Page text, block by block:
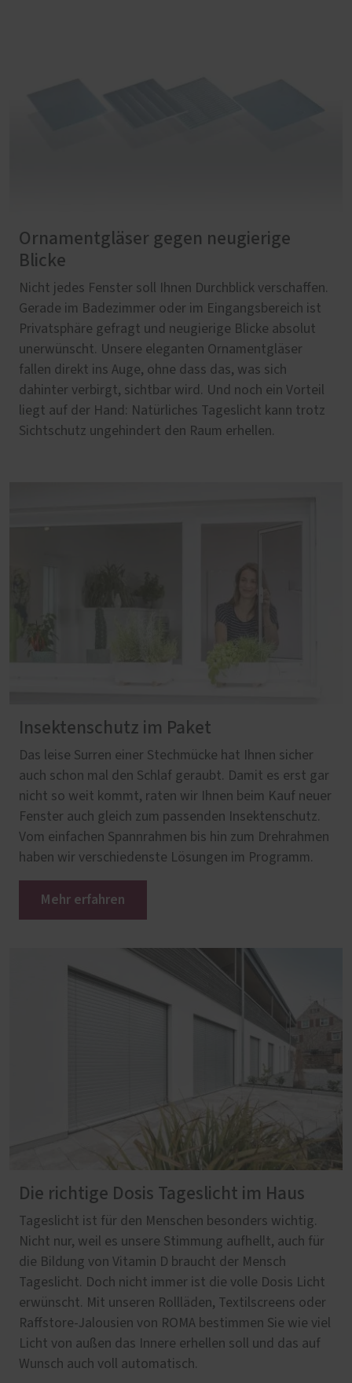
Ornamentgläser gegen neugierige
Blicke
Nicht jedes Fenster soll Ihnen Durchblick verschaffen.
Gerade im Badezimmer oder im Eingangsbereich ist
Privatsphäre gefragt und neugierige Blicke absolut
unerwünscht. Unsere eleganten Ornamentgläser
fallen direkt ins Auge, ohne dass das, was sich
dahinter verbirgt, sichtbar wird. Und noch ein Vorteil
liegt auf der Hand: Natürliches Tageslicht kann trotz
Sichtschutz ungehindert den Raum erhellen.
Insektenschutz im Paket
Das leise Surren einer Stechmücke hat Ihnen sicher
auch schon mal den Schlaf geraubt. Damit es erst gar
nicht so weit kommt, raten wir Ihnen beim Kauf neuer
Fenster auch gleich zum passenden Insektenschutz.
Vom einfachen Spannrahmen bis hin zum Drehrahmen
haben wir verschiedenste Lösungen im Programm.
Mehr erfahren
Die richtige Dosis Tageslicht im Haus
Tageslicht ist für den Menschen besonders wichtig.
Nicht nur, weil es unsere Stimmung aufhellt, auch für
die Bildung von Vitamin D braucht der Mensch
Tageslicht. Doch nicht immer ist die volle Dosis Licht
erwünscht. Mit unseren Rollläden, Textilscreens oder
Raffstore-Jalousien von ROMA bestimmen Sie wie viel
Licht von außen das Innere erhellen soll und das auf
Wunsch auch voll automatisch.